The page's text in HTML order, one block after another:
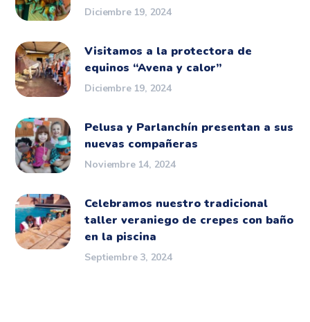
Diciembre 19, 2024
Visitamos a la protectora de
equinos “Avena y calor”
Diciembre 19, 2024
Pelusa y Parlanchín presentan a sus
nuevas compañeras
Noviembre 14, 2024
Celebramos nuestro tradicional
taller veraniego de crepes con baño
en la piscina
Septiembre 3, 2024